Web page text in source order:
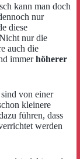
kann man doch
nur
diese
nur die
auch die
immerhöherer
von einer
kleinere
führen, dass
werden